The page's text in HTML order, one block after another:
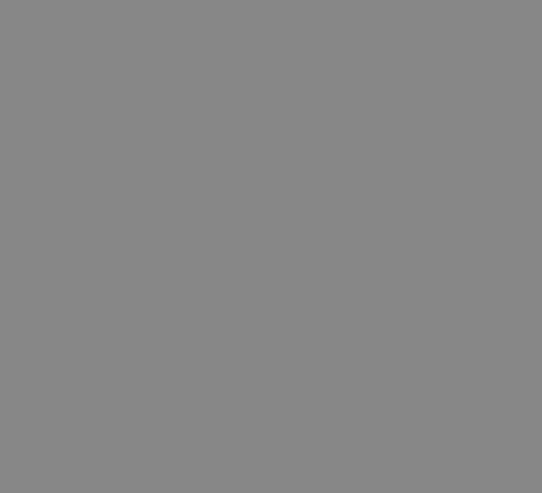
interna dall'operatore
a migliorare
del sito.